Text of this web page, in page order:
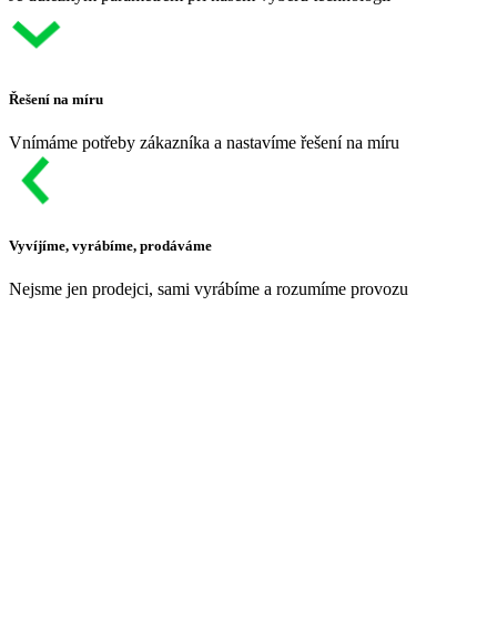
Řešení na míru
Vnímáme potřeby zákazníka a nastavíme řešení na míru
Vyvíjíme, vyrábíme, prodáváme
Nejsme jen prodejci, sami vyrábíme a rozumíme provozu